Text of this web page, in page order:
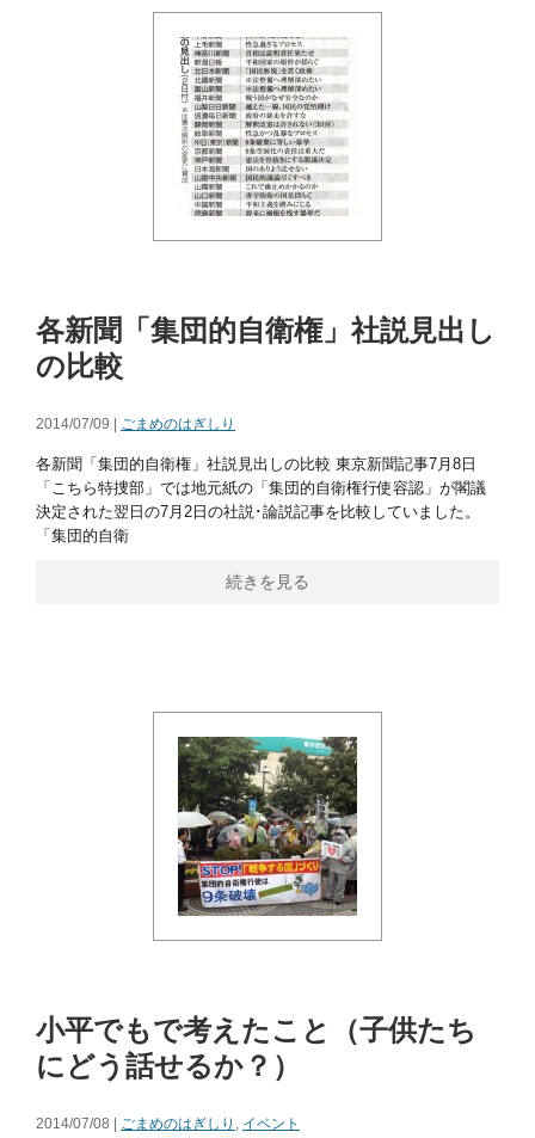
各新聞「集団的自衛権」社説見出し
の比較
2014/07/09 | ごまめのはぎしり
各新聞「集団的自衛権」社説見出しの比較 東京新聞記事7月8日
「こちら特捜部」では地元紙の「集団的自衛権行使容認」が閣議
決定された翌日の7月2日の社説･論説記事を比較していました。
「集団的自衛
続きを見る
小平でもで考えたこと（子供たち
にどう話せるか？）
2014/07/08 | ごまめのはぎしり , イベント